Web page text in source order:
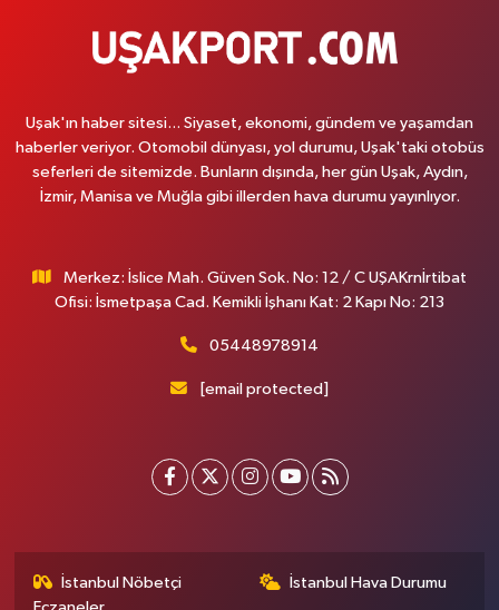
Uşak'ın haber sitesi... Siyaset, ekonomi, gündem ve yaşamdan
haberler veriyor. Otomobil dünyası, yol durumu, Uşak'taki otobüs
seferleri de sitemizde. Bunların dışında, her gün Uşak, Aydın,
İzmir, Manisa ve Muğla gibi illerden hava durumu yayınlıyor.
Merkez: İslice Mah. Güven Sok. No: 12 / C UŞAKrnİrtibat
Ofisi: İsmetpaşa Cad. Kemikli İşhanı Kat: 2 Kapı No: 213
05448978914
[email protected]
İstanbul Nöbetçi
İstanbul Hava Durumu